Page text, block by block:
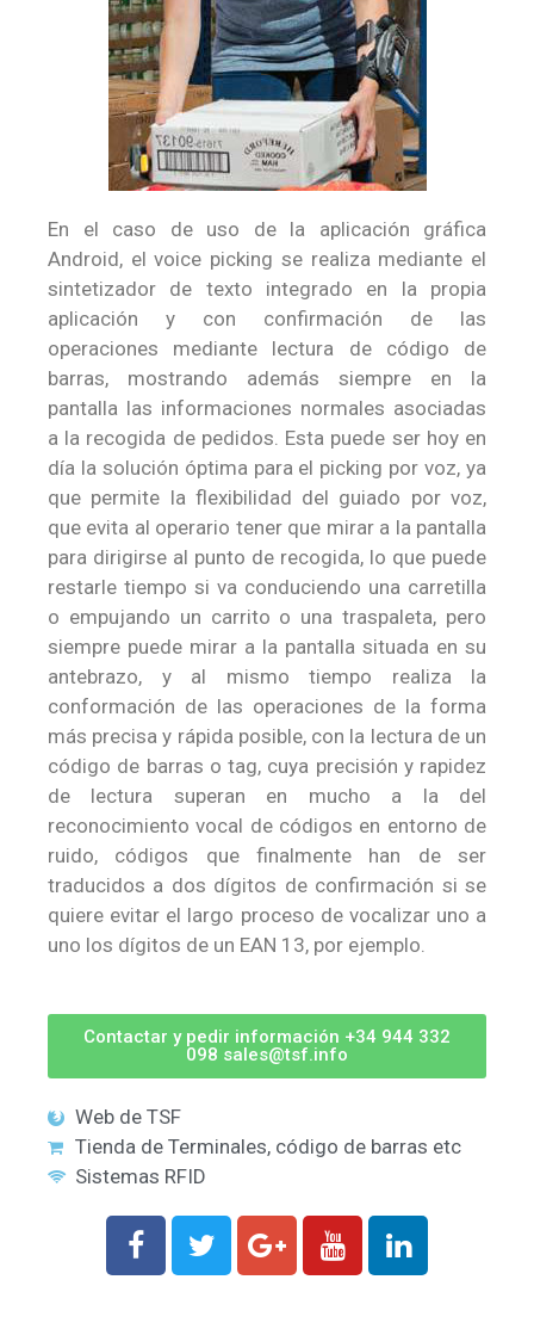
En el caso de uso de la aplicación gráfica
Android, el voice picking se realiza mediante el
sintetizador de texto integrado en la propia
aplicación y con confirmación de las
operaciones mediante lectura de código de
barras, mostrando además siempre en la
pantalla las informaciones normales asociadas
a la recogida de pedidos. Esta puede ser hoy en
día la solución óptima para el picking por voz, ya
que permite la flexibilidad del guiado por voz,
que evita al operario tener que mirar a la pantalla
para dirigirse al punto de recogida, lo que puede
restarle tiempo si va conduciendo una carretilla
o empujando un carrito o una traspaleta, pero
siempre puede mirar a la pantalla situada en su
antebrazo, y al mismo tiempo realiza la
conformación de las operaciones de la forma
más precisa y rápida posible, con la lectura de un
código de barras o tag, cuya precisión y rapidez
de lectura superan en mucho a la del
reconocimiento vocal de códigos en entorno de
ruido, códigos que finalmente han de ser
traducidos a dos dígitos de confirmación si se
quiere evitar el largo proceso de vocalizar uno a
uno los dígitos de un EAN 13, por ejemplo.
Contactar y pedir información +34 944 332
098 sales@tsf.info
Web de TSF
Tienda de Terminales, código de barras etc
Sistemas RFID